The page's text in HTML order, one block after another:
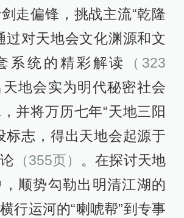
走偏锋，挑战主流“乾隆
过对天地会文化渊源和文
系统的精彩解读
（323
天地会实为明代秘密社会
并将万历七年“天地三阳
标志，得出天地会起源于
（355页） 。在探讨天地
顺势勾勒出明清江湖的
行运河的“喇唬帮”到专事